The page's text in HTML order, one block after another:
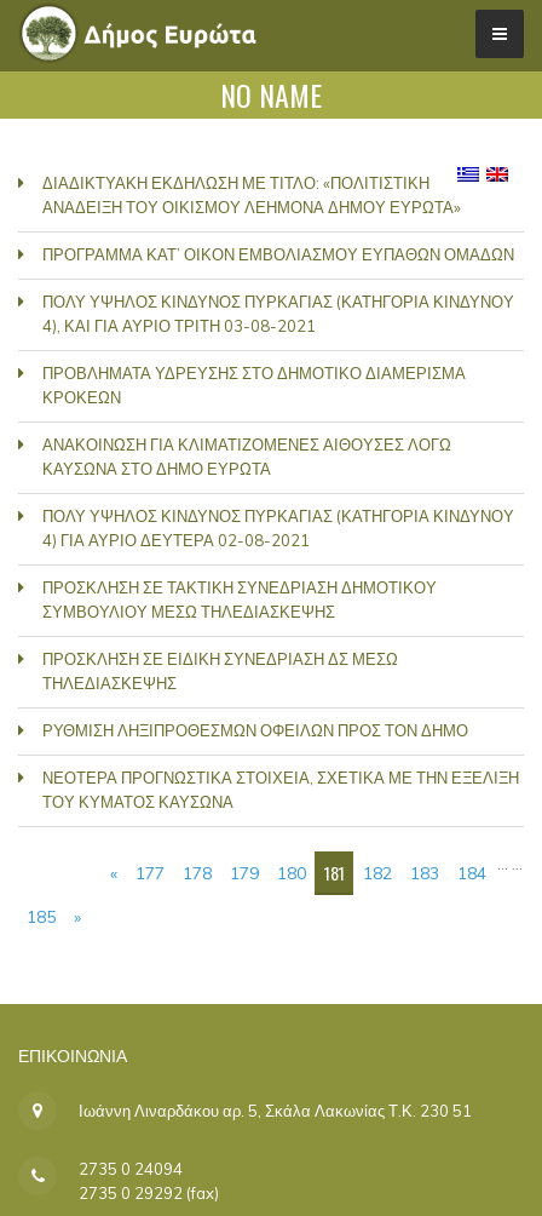
NO NAME
ΔΙΑΔΙΚΤΥΑΚΗ ΕΚΔΗΛΩΣΗ ΜΕ ΤΙΤΛΟ: «ΠΟΛΙΤΙΣΤΙΚΗ
ΑΝΑΔΕΙΞΗ ΤΟΥ ΟΙΚΙΣΜΟΥ ΛΕΗΜΟΝΑ ΔΗΜΟΥ ΕΥΡΩΤΑ»
ΠΡΟΓΡΑΜΜΑ ΚΑΤ’ ΟΙΚΟΝ ΕΜΒΟΛΙΑΣΜΟΥ ΕΥΠΑΘΩΝ ΟΜΑΔΩΝ
ΠΟΛΥ ΥΨΗΛΟΣ ΚΙΝΔΥΝΟΣ ΠΥΡΚΑΓΙΑΣ (ΚΑΤΗΓΟΡΙΑ ΚΙΝΔΥΝΟΥ
4), ΚΑΙ ΓΙΑ ΑΥΡΙΟ ΤΡΙΤΗ 03-08-2021
ΠΡΟΒΛΗΜΑΤΑ ΥΔΡΕΥΣΗΣ ΣΤΟ ΔΗΜΟΤΙΚΟ ΔΙΑΜΕΡΙΣΜΑ
ΚΡΟΚΕΩΝ
ΑΝΑΚΟΙΝΩΣΗ ΓΙΑ ΚΛΙΜΑΤΙΖΟΜΕΝΕΣ ΑΙΘΟΥΣΕΣ ΛΟΓΩ
ΚΑΥΣΩΝΑ ΣΤΟ ΔΗΜΟ ΕΥΡΩΤΑ
ΠΟΛΥ ΥΨΗΛΟΣ ΚΙΝΔΥΝΟΣ ΠΥΡΚΑΓΙΑΣ (ΚΑΤΗΓΟΡΙΑ ΚΙΝΔΥΝΟΥ
4) ΓΙΑ ΑΥΡΙΟ ΔΕΥΤΕΡΑ 02-08-2021
ΠΡΟΣΚΛΗΣΗ ΣΕ ΤΑΚΤΙΚΗ ΣΥΝΕΔΡΙΑΣΗ ΔΗΜΟΤΙΚΟΥ
ΣΥΜΒΟΥΛΙΟΥ ΜΕΣΩ ΤΗΛΕΔΙΑΣΚΕΨΗΣ
ΠΡΟΣΚΛΗΣΗ ΣΕ ΕΙΔΙΚΗ ΣΥΝΕΔΡΙΑΣΗ ΔΣ ΜΕΣΩ
ΤΗΛΕΔΙΑΣΚΕΨΗΣ
ΡΥΘΜΙΣΗ ΛΗΞΙΠΡΟΘΕΣΜΩΝ ΟΦΕΙΛΩΝ ΠΡΟΣ ΤΟΝ ΔΗΜΟ
ΝΕΟΤΕΡΑ ΠΡΟΓΝΩΣΤΙΚΑ ΣΤΟΙΧΕΙΑ, ΣΧΕΤΙΚΑ ΜΕ ΤΗΝ ΕΞΕΛΙΞΗ
ΤΟΥ ΚΥΜΑΤΟΣ ΚΑΥΣΩΝΑ
« 177 178 179 180 181 182 183
184
185
»
ΕΠΙΚΟΙΝΩΝΊΑ
Ιωάννη Λιναρδάκου αρ. 5, Σκάλα Λακωνίας Τ.Κ. 230 51
2735 0 24094
2735 0 29292 (fax)